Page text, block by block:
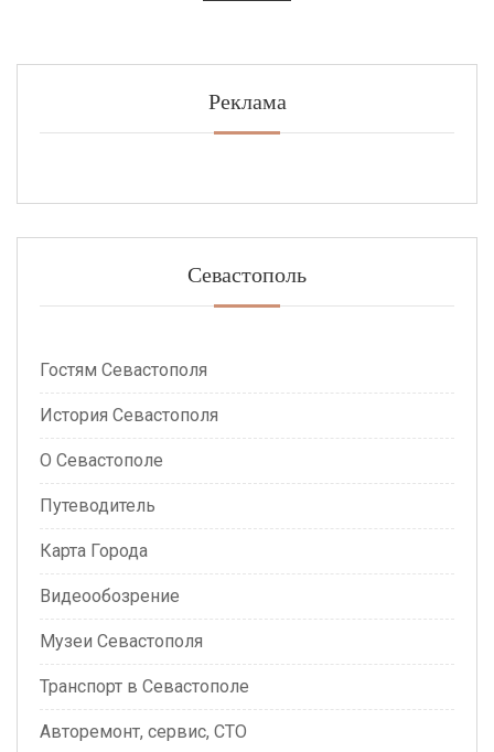
Реклама
Севастополь
Гостям Севастополя
История Севастополя
О Севастополе
Путеводитель
Карта Города
Видеообозрение
Музеи Севастополя
Транспорт в Севастополе
Авторемонт, сервис, СТО